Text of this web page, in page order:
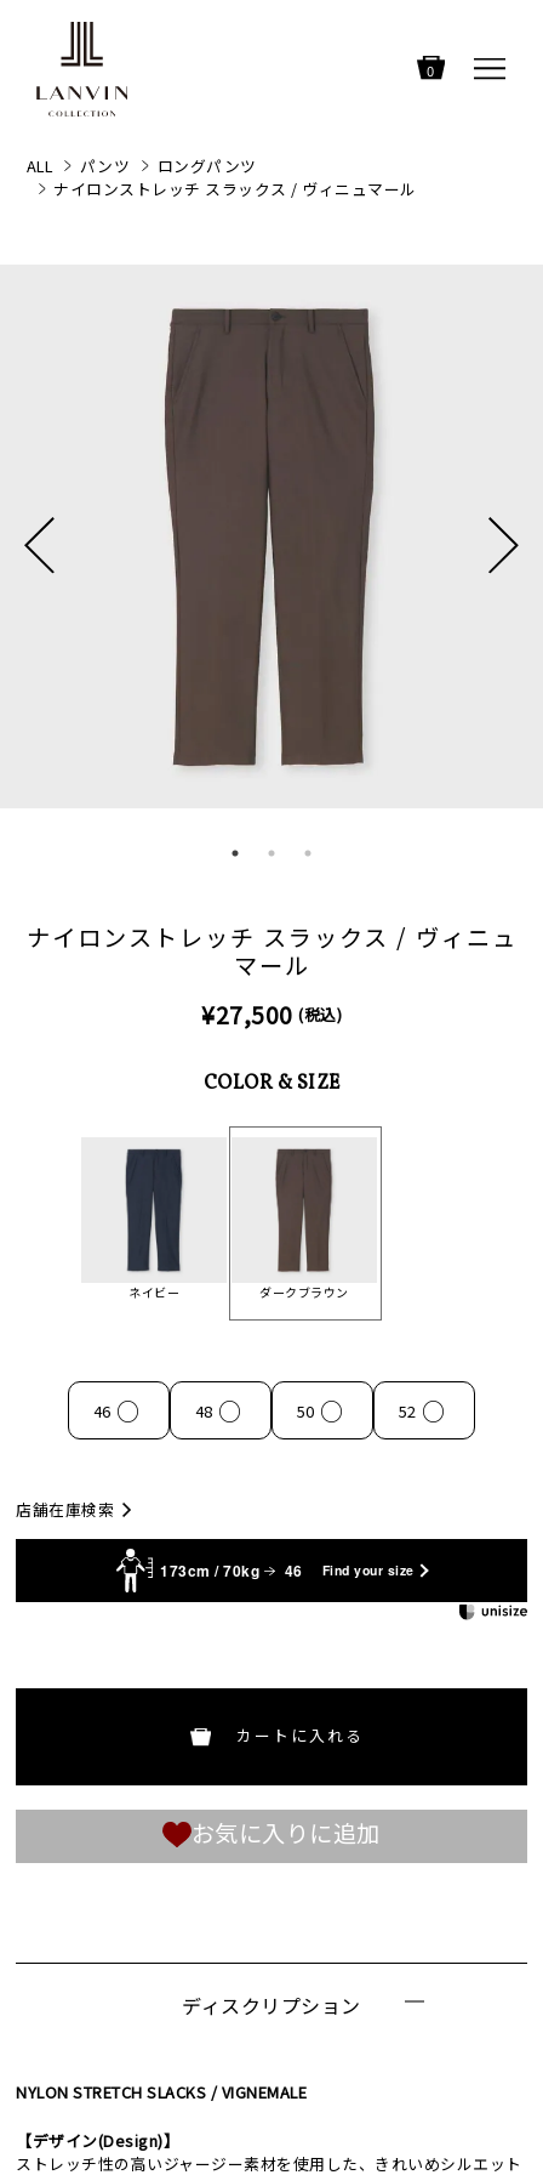
0
ALL パンツ
ロングパンツ
ナイロンストレッチ スラックス / ヴィニュマール
ナイロンストレッチ スラックス / ヴィニュ
マール
¥27,500 (税込)
COLOR & SIZE
ネイビー ダークブラウン
46 ○ 48 ○ 50 ○ 52 ○
店舗在庫検索
173cm / 70kg 46 Find your size
カートに入れる
お気に入りに追加
ディスクリプション
NYLON STRETCH SLACKS / VIGNEMALE
【デザイン(Design)】
ストレッチ性の高いジャージー素材を使用した、きれいめシルエット